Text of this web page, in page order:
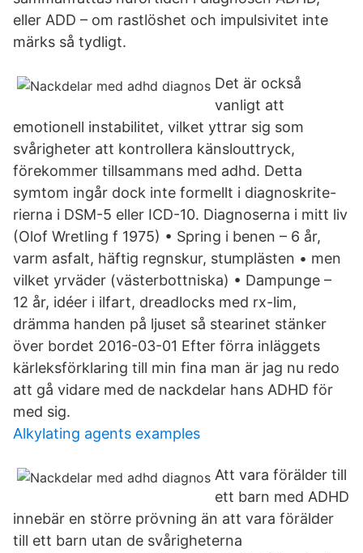
eller ADD – om rastlöshet och impulsivitet inte
märks så tydligt.
Det är också
vanligt att
emotionell instabilitet, vilket yttrar sig som
svårigheter att kontrollera känslouttryck,
förekommer tillsammans med adhd. Detta
symtom ingår dock inte formellt i diagnoskrite-
rierna i DSM-5 eller ICD-10. Diagnoserna i mitt liv
(Olof Wretling f 1975) • Spring i benen – 6 år,
varm asfalt, häftig regnskur, stumplästen • men
vilket yrväder (västerbottniska) • Dampunge –
12 år, idéer i ilfart, dreadlocks med rx-lim,
drämma handen på ljuset så stearinet stänker
över bordet 2016-03-01 Efter förra inläggets
kärleksförklaring till min fina man är jag nu redo
att gå vidare med de nackdelar hans ADHD för
med sig.
Alkylating agents examples
Att vara förälder till
ett barn med ADHD
innebär en större prövning än att vara förälder
till ett barn utan de svårigheterna